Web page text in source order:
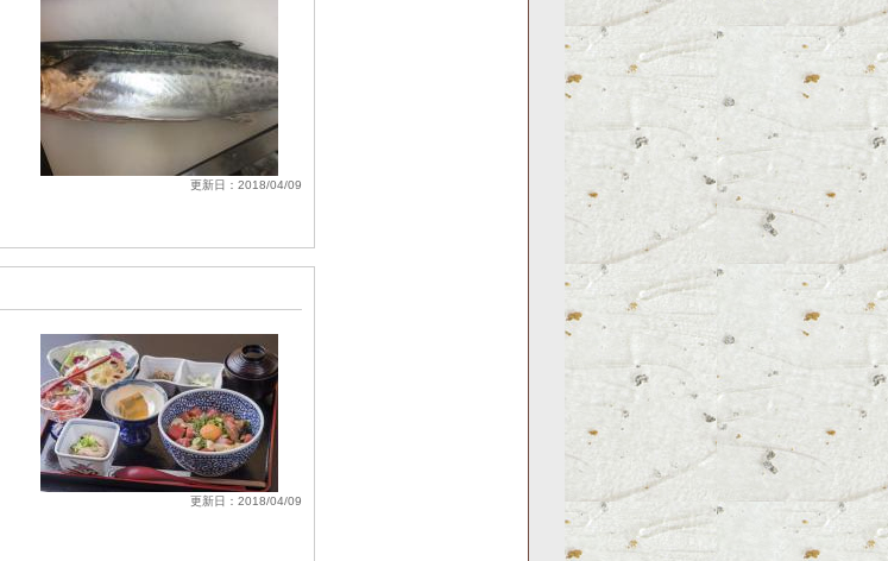
更新日：2018/04/09
更新日：2018/04/09